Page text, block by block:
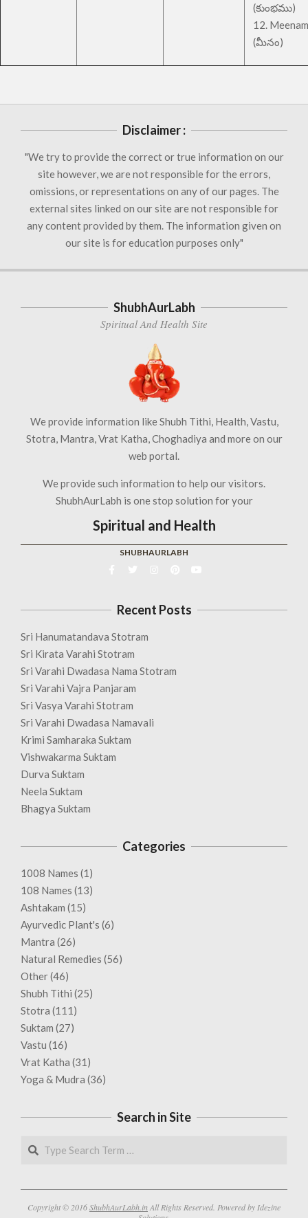
(కుంభము)
12. Meenam
(మీనం)
Disclaimer :
"We try to provide the correct or true information on our
site however, we are not responsible for the errors,
omissions, or representations on any of our pages. The
external sites linked on our site are not responsible for
any content provided by them. The information given on
our site is for education purposes only"
ShubhAurLabh
Spiritual And Health Site
We provide information like Shubh Tithi, Health, Vastu,
Stotra, Mantra, Vrat Katha, Choghadiya and more on our
web portal.
We provide such information to help our visitors.
ShubhAurLabh is one stop solution for your
Spiritual and Health
SHUBHAURLABH
Recent Posts
Sri Hanumatandava Stotram
Sri Kirata Varahi Stotram
Sri Varahi Dwadasa Nama Stotram
Sri Varahi Vajra Panjaram
Sri Vasya Varahi Stotram
Sri Varahi Dwadasa Namavali
Krimi Samharaka Suktam
Vishwakarma Suktam
Durva Suktam
Neela Suktam
Bhagya Suktam
Categories
1008 Names (1)
108 Names (13)
Ashtakam (15)
Ayurvedic Plant's (6)
Mantra (26)
Natural Remedies (56)
Other(46)
Shubh Tithi (25)
Stotra (111)
Suktam (27)
Vastu (16)
Vrat Katha (31)
Yoga & Mudra (36)
Search in Site
Search
Copyright © 2016ShubhAurLabh.in All Rights Reserved. Powered by Idezine